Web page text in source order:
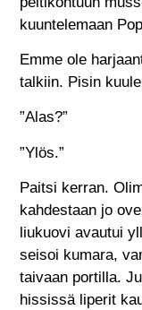
kuuntelemaan
Emme ole
talkiin. Pisin
”Alas?”
”Ylös.”
Paitsi kerran.
kahdestaan jo
liukuovi avautui
seisoi kumara,
taivaan portilla.
hississä liperit